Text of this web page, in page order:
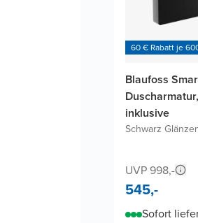
60 € Rabatt je
Blaufoss
inklusive
Schwarz
UVP 998,-
545,-
Sofort